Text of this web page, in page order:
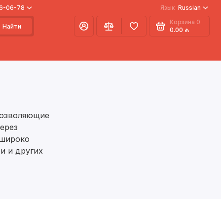
06-78 Язык Russian
Найти
Корзина 0
0.00 ₼
и других